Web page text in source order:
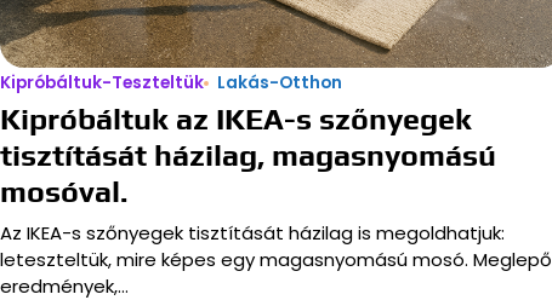
Kipróbáltuk-Teszteltük Lakás-Otthon
Kipróbáltuk az IKEA-s szőnyegek
tisztítását házilag, magasnyomású
mosóval.
Az IKEA-s szőnyegek tisztítását házilag is megoldhatjuk:
leteszteltük, mire képes egy magasnyomású mosó. Meglepő
eredmények,…